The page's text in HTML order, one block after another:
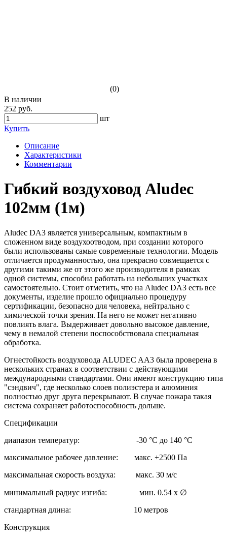
(0)
В наличии
252 руб.
шт
Купить
Описание
Характеристики
Комментарии
Гибкий воздуховод Aludec
102мм (1м)
Aludec DA3 является универсальным, компактным в
сложенном виде воздухоотводом, при создании которого
были использованы самые современные технологии. Модель
отличается продуманностью, она прекрасно совмещается с
другими такими же от этого же производителя в рамках
одной системы, способна работать на небольших участках
самостоятельно. Стоит отметить, что на Aludec DA3 есть все
документы, изделие прошло официально процедуру
сертификации, безопасно для человека, нейтрально с
химической точки зрения. На него не может негативно
повлиять влага. Выдерживает довольно высокое давление,
чему в немалой степени поспособствовала специальная
обработка.
Огнестойкость воздуховода ALUDEC AA3 была проверена в
нескольких странах в соответствии с действующими
международными стандартами. Они имеют конструкцию типа
"сэндвич", где несколько слоев полиэстера и алюминия
полностью друг друга перекрывают. В случае пожара такая
система сохраняет работоспособность дольше.
Спецификации
диапазон температур: -30 °С до 140 °С
максимальное рабочее давление: макс. +2500 Па
максимальная скорость воздуха: макс. 30 м/с
минимальный радиус изгиба: мин. 0.54 x ∅
стандартная длина: 10 метров
Конструкция